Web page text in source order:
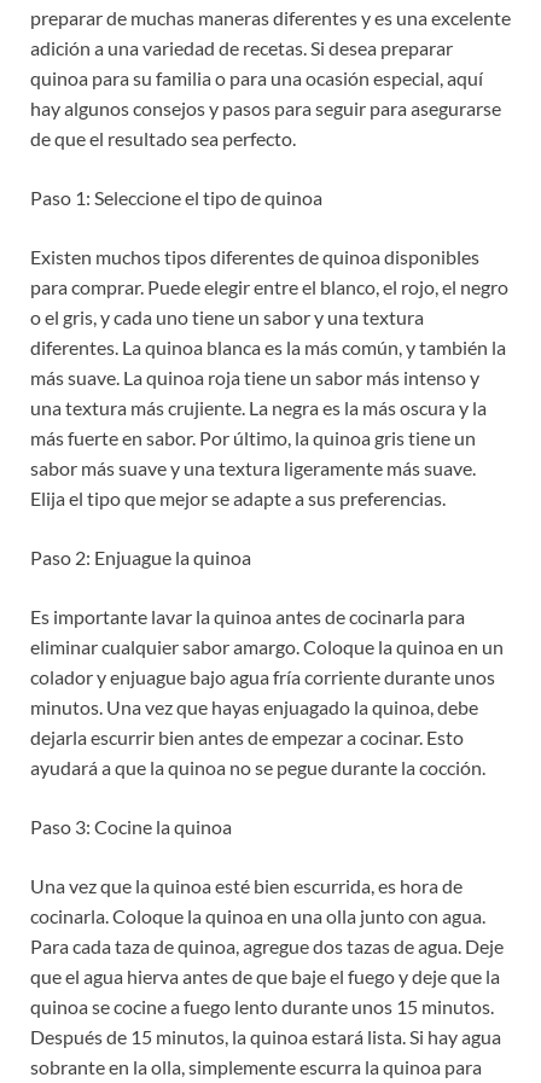
preparar de muchas maneras diferentes y es una excelente
adición a una variedad de recetas. Si desea preparar
quinoa para su familia o para una ocasión especial, aquí
hay algunos consejos y pasos para seguir para asegurarse
de que el resultado sea perfecto.
Paso 1: Seleccione el tipo de quinoa
Existen muchos tipos diferentes de quinoa disponibles
para comprar. Puede elegir entre el blanco, el rojo, el negro
o el gris, y cada uno tiene un sabor y una textura
diferentes. La quinoa blanca es la más común, y también la
más suave. La quinoa roja tiene un sabor más intenso y
una textura más crujiente. La negra es la más oscura y la
más fuerte en sabor. Por último, la quinoa gris tiene un
sabor más suave y una textura ligeramente más suave.
Elija el tipo que mejor se adapte a sus preferencias.
Paso 2: Enjuague la quinoa
Es importante lavar la quinoa antes de cocinarla para
eliminar cualquier sabor amargo. Coloque la quinoa en un
colador y enjuague bajo agua fría corriente durante unos
minutos. Una vez que hayas enjuagado la quinoa, debe
dejarla escurrir bien antes de empezar a cocinar. Esto
ayudará a que la quinoa no se pegue durante la cocción.
Paso 3: Cocine la quinoa
Una vez que la quinoa esté bien escurrida, es hora de
cocinarla. Coloque la quinoa en una olla junto con agua.
Para cada taza de quinoa, agregue dos tazas de agua. Deje
que el agua hierva antes de que baje el fuego y deje que la
quinoa se cocine a fuego lento durante unos 15 minutos.
Después de 15 minutos, la quinoa estará lista. Si hay agua
sobrante en la olla, simplemente escurra la quinoa para